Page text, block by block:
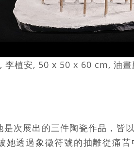
李植安, 50 x 50 x 60 cm, 油
是次展出的三件陶瓷作品，皆
她透過象徵符號的抽離從痛